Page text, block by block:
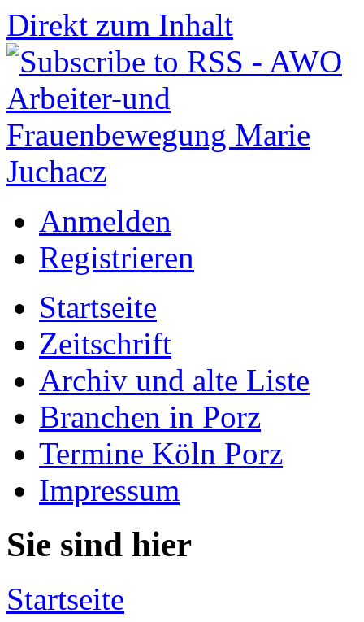
Direkt zum Inhalt
Anmelden
Registrieren
Startseite
Zeitschrift
Archiv und alte Liste
Branchen in Porz
Termine Köln Porz
Impressum
Sie sind hier
Startseite